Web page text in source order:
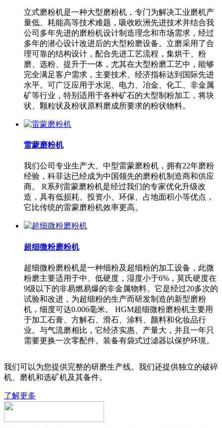
立式磨粉机是一种大型磨粉机，专门为解决工业磨机产
量低、耗能高等技术难题，吸收欧洲先进技术并结合我
公司多年先进的磨粉机设计制造理念和市场需求，经过
多年的潜心设计改进后的大型粉磨设备。立磨采用了合
理可靠的结构设计，配合先进工艺流程，集烘干、粉
磨、选粉、提升于一体，尤其在大型粉磨工艺中，能够
完全满足客户需求，主要技术、经济指标达到国际先进
水平。可广泛应用于水泥、电力、冶金、化工、非金属
矿等行业，特别适用于各种矿石的大型制粉加工，将块
状、颗粒状及粉状原料磨成所要求的粉状物料。
雷蒙磨粉机
我们公司专业生产大、中型雷蒙磨粉机，拥有22年磨粉
经验，科菲达已经成为中国领先的磨粉机制造商和供应
商。 R系列雷蒙磨粉机是经过我们的专家优化升级改
造，具有低损耗、投资小、环保、占地面积小等优点，
它比传统的雷蒙磨粉机效率更高。
超细微粉磨粉机
超细微粉磨粉机是一种细粉及超细粉的加工设备，此微
粉磨主要适用于中、低硬度，湿度小于6%，莫氏硬度在
9级以下的非易燃易爆的非金属物料。它是经过20多次的
试验和改进，为超细粉的生产而研发制造的新型磨粉
机，细度可达0.006毫米。 HGM超细微粉磨粉机主要用
于加工石膏、方解石、滑石、涂料、颜料和化妆品行
业。与气流磨相比，它经济实惠、产量大，并且一年只
需要更换一次零配件。装备有袋式过滤器以保护环境。
我们可以为您提供完整的研磨生产线。我们还提供独立的破碎
机、磨机和选矿机及其备件。
了解更多